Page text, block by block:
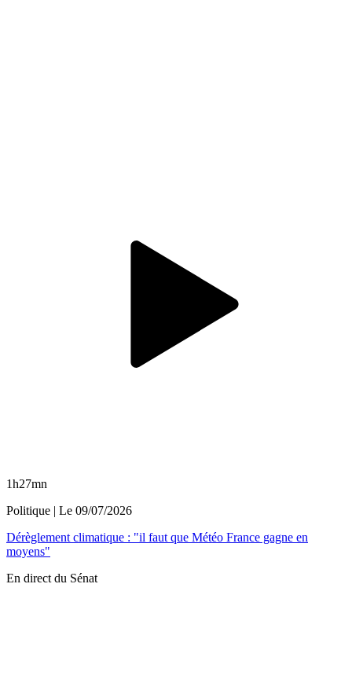
1h27mn
Politique | Le 09/07/2026
Dérèglement climatique : "il faut que Météo France gagne en
moyens"
En direct du Sénat